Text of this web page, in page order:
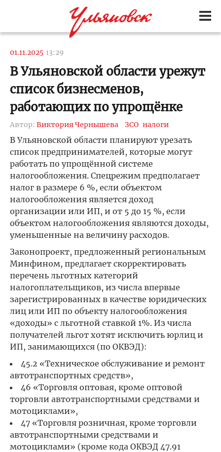
01.11.2025 13:29
В Ульяновской области урежут
список бизнесменов,
работающих по упрощёнке
Автор: Виктория Чернышева ЗСО налоги
В Ульяновской области планируют урезать
список предпринимателей, которые могут
работать по упрощённой системе
налогообложения. Спецрежим предполагает
налог в размере 6 %, если объектом
налогообложения является доход
организации или ИП, и от 5 до 15 %, если
объектом налогообложения являются доходы,
уменьшенные на величину расходов.
Законопроект, предложенный региональным
Минфином, предлагает скорректировать
перечень льготных категорий
налогоплательщиков, из числа впервые
зарегистрированных в качестве юридических
лиц или ИП по объекту налогообложения
«доходы» с льготной ставкой 1%. Из числа
получателей льгот хотят исключить юрлиц и
ИП, занимающихся (по ОКВЭД):
45.2 «Техническое обслуживание и ремонт
автотранспортных средств»,
46 «Торговля оптовая, кроме оптовой
торговли автотранспортными средствами и
мотоциклами»,
47 «Торговля розничная, кроме торговли
автотранспортными средствами и
мотоциклами» (кроме кода ОКВЭД 47.91